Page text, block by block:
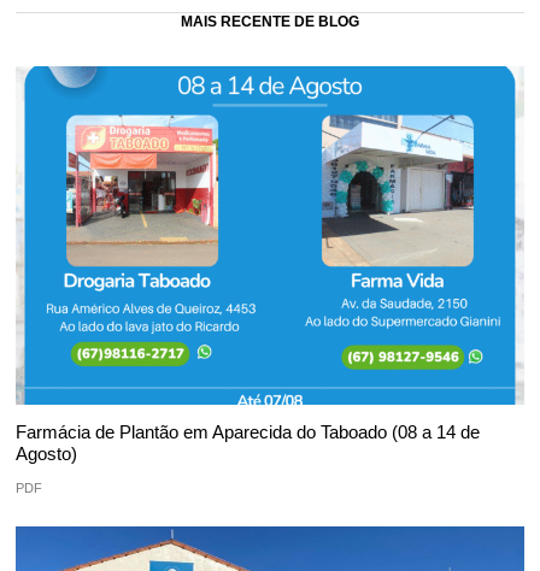
MAIS RECENTE DE BLOG
Farmácia de Plantão em Aparecida do Taboado (08 a 14 de
Agosto)
PDF